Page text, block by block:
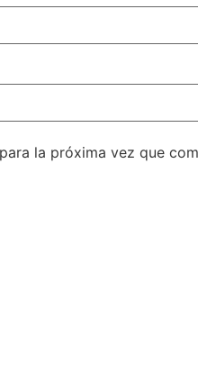
la próxima vez que